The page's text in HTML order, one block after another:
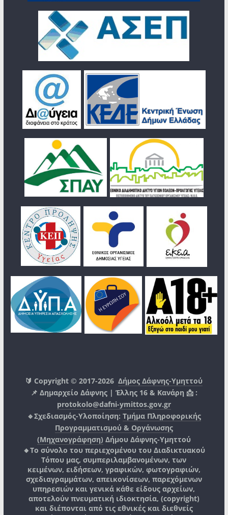
🔰 Copyright © 2017-2026Δήμος Δάφνης-Υμηττού
📌 Δημαρχείο Δάφνης | Έλλης 16 & Κανάρη 📩 :
protokolo@dafni-ymittos.gov.gr
🔹Σχεδιασμός-Υλοποίηση: Τμήμα Πληροφορικής
Προγραμματισμού & Οργάνωσης
(Μηχανογράφηση) Δήμου Δάφνης-Υμηττού
🔸Το σύνολο του περιεχομένου του Διαδικτυακού
Τόπου μας, συμπεριλαμβανομένων, των
κειμένων, ειδήσεων, γραφικών, φωτογραφιών,
σχεδιαγραμμάτων, απεικονίσεων, παρεχόμενων
υπηρεσιών και γενικά κάθε είδους αρχείων,
αποτελούν πνευματική ιδιοκτησία, (copyright)
και διέπονται από τις εθνικές και διεθνείς